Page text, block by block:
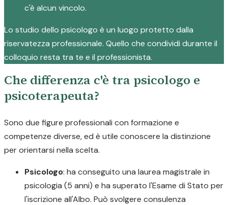
c'è alcun vincolo.
Lo studio dello psicologo è un luogo protetto dalla
riservatezza professionale. Quello che condividi durante il
colloquio resta tra te e il professionista.
Che differenza c'è tra psicologo e
psicoterapeuta?
Sono due figure professionali con formazione e
competenze diverse, ed è utile conoscere la distinzione
per orientarsi nella scelta.
Psicologo: ha conseguito una laurea magistrale in
psicologia (5 anni) e ha superato l'Esame di Stato per
l'iscrizione all'Albo. Può svolgere consulenza